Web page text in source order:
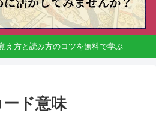
え方と読み方のコツを無料で学ぶ
ド意味